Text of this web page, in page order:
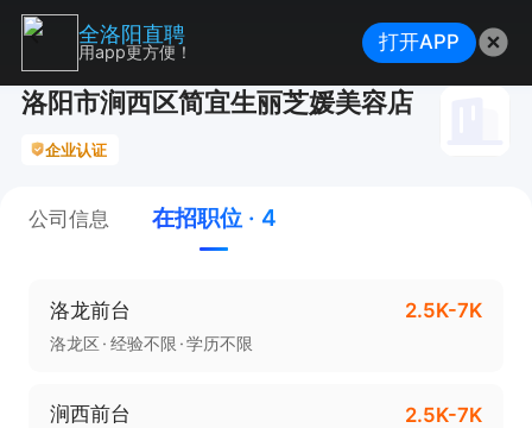
洛阳市涧西区简宜生丽芝媛美容店
企业认证
公司信息 在招职位 · 4
洛龙前台 2.5K-7K
洛龙区 经验不限 学历不限
涧西前台 2.5K-7K
全洛阳直聘
用app更方便！ 打开APP